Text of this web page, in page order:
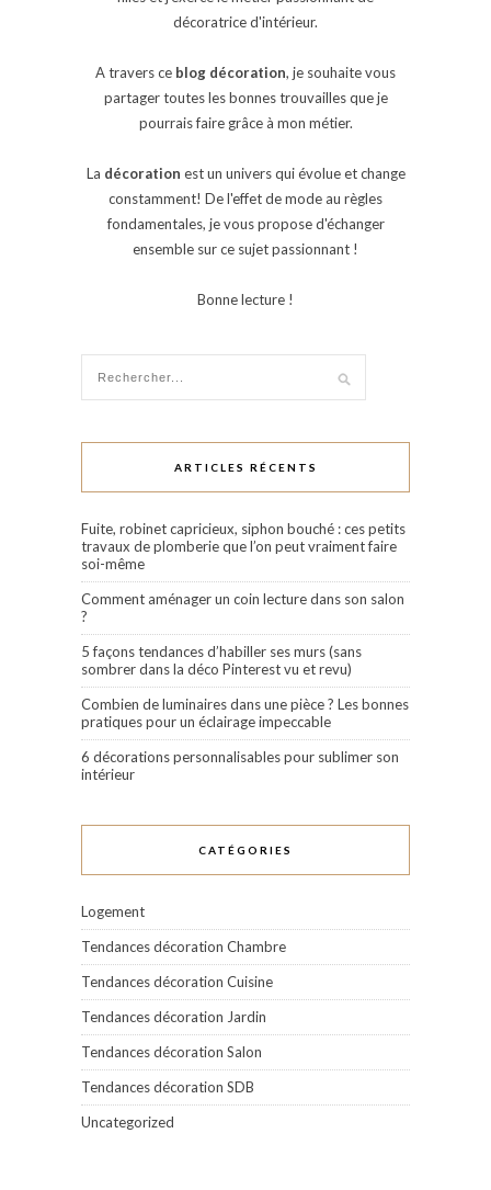
décoratrice d'intérieur.
A travers ce blog décoration, je souhaite vous
partager toutes les bonnes trouvailles que je
pourrais faire grâce à mon métier.
La décoration est un univers qui évolue et change
constamment! De l'effet de mode au règles
fondamentales, je vous propose d'échanger
ensemble sur ce sujet passionnant !
Bonne lecture !
ARTICLES RÉCENTS
Fuite, robinet capricieux, siphon bouché : ces petits
travaux de plomberie que l’on peut vraiment faire
soi-même
Comment aménager un coin lecture dans son salon
?
5 façons tendances d’habiller ses murs (sans
sombrer dans la déco Pinterest vu et revu)
Combien de luminaires dans une pièce ? Les bonnes
pratiques pour un éclairage impeccable
6 décorations personnalisables pour sublimer son
intérieur
CATÉGORIES
Logement
Tendances décoration Chambre
Tendances décoration Cuisine
Tendances décoration Jardin
Tendances décoration Salon
Tendances décoration SDB
Uncategorized